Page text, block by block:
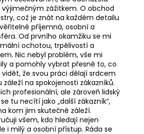
zážitkem. O obchod
což je znát na každém detailu
příjemná, osobní a
Od prvního okamžiku se mi
ochotou, trpělivostí a
Nic nebyl problém, vše mi
a pomohly vybrat přesně to, co
že svou práci dělají srdcem
na spokojenosti zákazníků.
profesionální, ale zároveň lidský
tu necítí jako „další zákazník“,
kom jim skutečně záleží.
všem, kdo hledají nejen
i milý a osobní přístup. Ráda se